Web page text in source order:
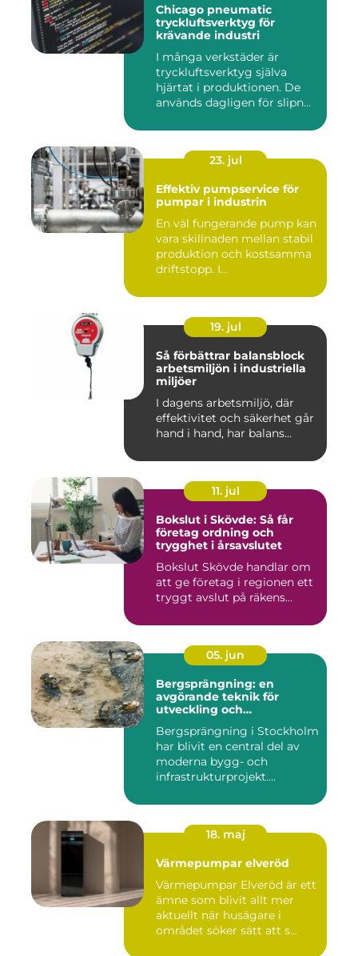
Chicago pneumatic
tryckluftsverktyg för
krävande industri
I många verkstäder är
tryckluftsverktyg själva
hjärtat i produktionen. De
används dagligen för slipn...
23. jul
Effektiv pumpservice för
pumpar i industrin
En väl fungerande pump kan
vara skillnaden mellan stabil
produktion och kostsamma
driftstopp. I...
19. jul
Så förbättrar balansblock
arbetsmiljön i industriella
miljöer
I dagens arbetsmiljö, där
effektivitet och säkerhet går
hand i hand, har balans...
11. jul
Bokslut i Skövde: Så får
företag ordning och
trygghet i årsavslutet
Bokslut Skövde handlar om
att ge företag i regionen ett
tryggt avslut på räkens...
05. jun
Bergsprängning: en
avgörande teknik för
utveckling och
Bergsprängning i Stockholm
har blivit en central del av
moderna bygg- och
infrastrukturprojekt....
18. maj
Värmepumpar elveröd
Värmepumpar Elveröd är ett
ämne som blivit allt mer
aktuellt när husägare i
området söker sätt att s...